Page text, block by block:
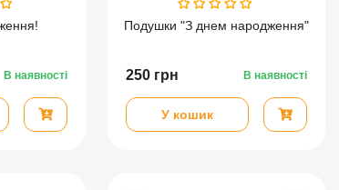
В наявності
Подушки "З днем народження"
250 грн В наявності
У кошик